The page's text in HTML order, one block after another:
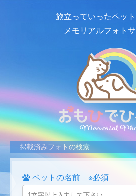
旅立っていったペッ
メモリアルフォト
掲載済みフォトの検索
ペットの名前 ※必須